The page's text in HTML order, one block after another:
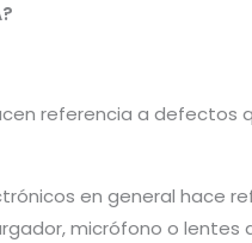
referencia a defectos
en general hace
micrófono o lentes